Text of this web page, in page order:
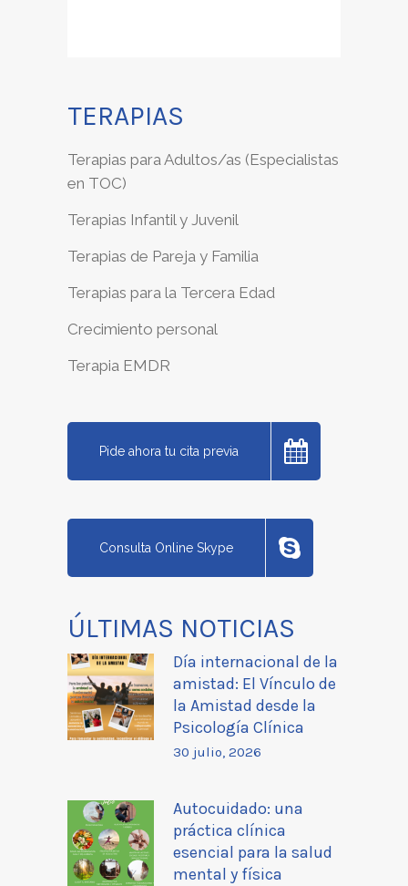
TERAPIAS
Terapias para Adultos/as (Especialistas
en TOC)
Terapias Infantil y Juvenil
Terapias de Pareja y Familia
Terapias para la Tercera Edad
Crecimiento personal
Terapia EMDR
Pide ahora tu cita previa
Consulta Online Skype
ÚLTIMAS NOTICIAS
Día internacional de la
amistad: El Vínculo de
la Amistad desde la
Psicología Clínica
30 julio, 2026
Autocuidado: una
práctica clínica
esencial para la salud
mental y física